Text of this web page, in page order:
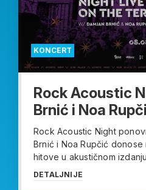
KONCERT
Rock Acoustic
Brnić i Noa
Rock Acoustic Night
Brnić i Noa Rupčić
hitove u akustičnom
DETALJNIJE